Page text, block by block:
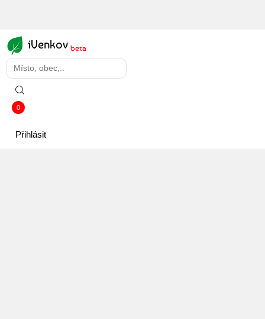
iVenkov beta
0
Přihlásit